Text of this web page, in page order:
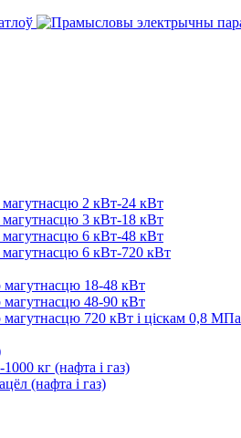
2 кВт-24 кВт
3 кВт-18 кВт
6 кВт-48 кВт
6 кВт-720 кВт
18-48 кВт
48-90 кВт
720 кВт і ціскам 0,8 МПа
кг (нафта і газ)
(нафта і газ)